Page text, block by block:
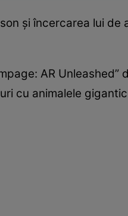
şi încercarea lui de
AR
cu animalele